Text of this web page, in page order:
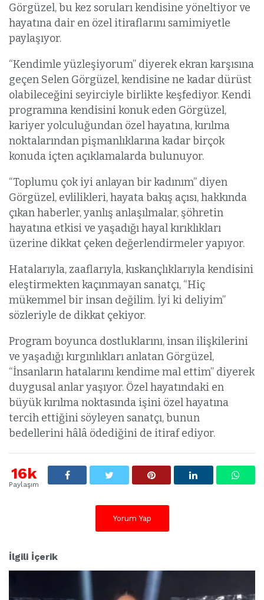
Görgüzel, bu kez soruları kendisine yöneltiyor ve
hayatına dair en özel itiraflarını samimiyetle
paylaşıyor.
“Kendimle yüzleşiyorum” diyerek ekran karşısına
geçen Selen Görgüzel, kendisine ne kadar dürüst
olabileceğini seyirciyle birlikte keşfediyor. Kendi
programına kendisini konuk eden Görgüzel,
kariyer yolculuğundan özel hayatına, kırılma
noktalarından pişmanlıklarına kadar birçok
konuda içten açıklamalarda bulunuyor.
“Toplumu çok iyi anlayan bir kadınım” diyen
Görgüzel, evlilikleri, hayata bakış açısı, hakkında
çıkan haberler, yanlış anlaşılmalar, şöhretin
hayatına etkisi ve yaşadığı hayal kırıklıkları
üzerine dikkat çeken değerlendirmeler yapıyor.
Hatalarıyla, zaaflarıyla, kıskançlıklarıyla kendisini
eleştirmekten kaçınmayan sanatçı, “Hiç
mükemmel bir insan değilim. İyi ki deliyim”
sözleriyle de dikkat çekiyor.
Program boyunca dostluklarını, insan ilişkilerini
ve yaşadığı kırgınlıkları anlatan Görgüzel,
“İnsanların hatalarını kendime mal ettim” diyerek
duygusal anlar yaşıyor. Özel hayatındaki en
büyük kırılma noktasında işini özel hayatına
tercih ettiğini söyleyen sanatçı, bunun
bedellerini hâlâ ödediğini de itiraf ediyor.
16k
Paylaşım
Yorum Yap
İlgili İçerik